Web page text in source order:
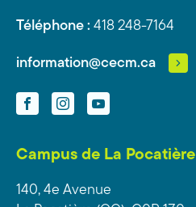
Téléphone : 418 248-7164
information@cecm.ca
FacebookInstagramYouTube
Campus de La Pocatière
140, 4e Avenue